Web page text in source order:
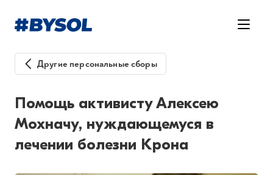
Другие персональные сборы
Помощь активисту Алексею
Мохначу, нуждающемуся в
лечении болезни Крона